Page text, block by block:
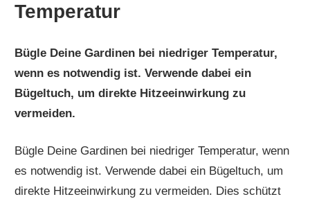
Temperatur
Bügle Deine Gardinen bei niedriger Temperatur,
wenn es notwendig ist. Verwende dabei ein
Bügeltuch, um direkte Hitzeeinwirkung zu
vermeiden.
Bügle Deine Gardinen bei niedriger Temperatur, wenn
es notwendig ist. Verwende dabei ein Bügeltuch, um
direkte Hitzeeinwirkung zu vermeiden. Dies schützt